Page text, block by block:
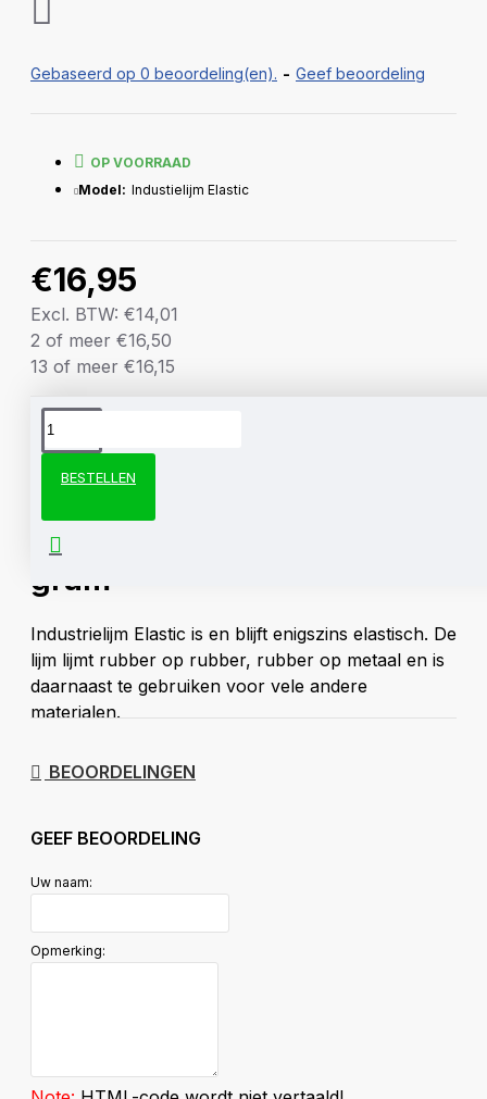
Gebaseerd op 0 beoordeling(en). - Geef beoordeling
€16,95
Excl. BTW: €14,01
2 of meer €16,50
13 of meer €16,15
OP VOORRAAD
Model: Industielijm Elastic
BESTELLEN
OMSCHRIJVING
Industrielijm (elastisch) 20
gram
Industrielijm Elastic is en blijft enigszins elastisch. De
lijm lijmt rubber op rubber, rubber op metaal en is
daarnaast te gebruiken voor vele andere
materialen.
Schoenen
Deurrubbers
Wat is het verschil met
eigenschap, dat hij flexibel is én blijft waardoor hij
BEOORDELINGEN
GEEF BEOORDELING
Uw naam:
Opmerking: